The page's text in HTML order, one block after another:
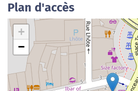
Plan d'accès
+
−